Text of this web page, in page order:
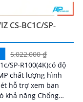
CS-BC1C/SP-
5,022,000 ₫
SP-R100(4K)có độ
chất lượng hình
hỗ trợ xem ban
khả năng Chống